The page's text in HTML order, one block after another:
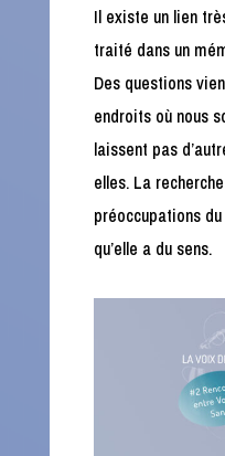
Il existe un lien
traité dans un
Des questions
endroits où nous
laissent pas
elles. La
préoccupations
qu’elle a du sens.